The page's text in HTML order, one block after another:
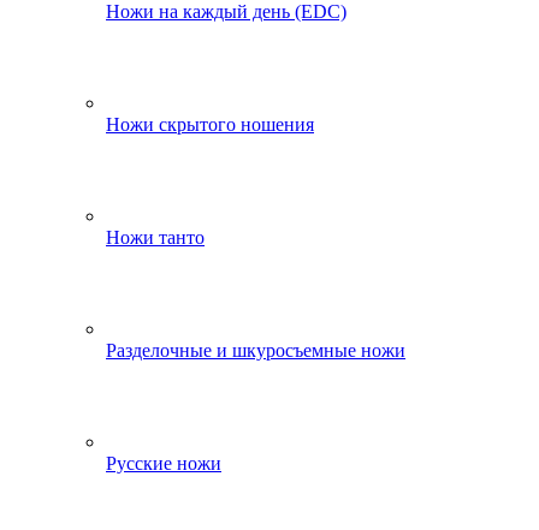
Ножи на каждый день (EDC)
Ножи скрытого ношения
Ножи танто
Разделочные и шкуросъемные ножи
Русские ножи